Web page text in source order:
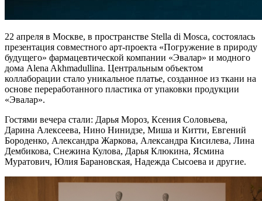
22 апреля в Москве, в пространстве Stella di Mosca, состоялась
презентация совместного арт-проекта «Погружение в природу
будущего» фармацевтической компании «Эвалар» и модного
дома Alena Akhmadullina. Центральным объектом
коллаборации стало уникальное платье, созданное из ткани на
основе переработанного пластика от упаковки продукции
«Эвалар».
Гостями вечера стали: Дарья Мороз, Ксения Соловьева,
Дарина Алексеева, Нино Нинидзе, Миша и Китти, Евгений
Бороденко, Александра Жаркова, Александра Кисилева, Лина
Дембикова, Снежина Кулова, Дарья Клюкина, Ясмина
Муратович, Юлия Барановская, Надежда Сысоева и другие.